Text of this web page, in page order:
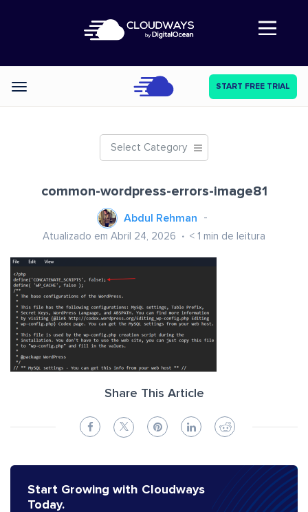
Abre a navegação
Categories START FREE TRIAL
Select Category
common-wordpress-errors-image81
Abdul Rehman
Atualizado em Abril 24, 2026 < 1 min de leitura
Share This Article
Start Growing with Cloudways
Today.